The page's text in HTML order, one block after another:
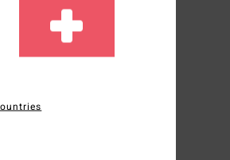
/5